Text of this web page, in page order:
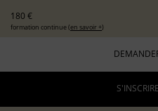
180 €
formation continue (en savoir +)